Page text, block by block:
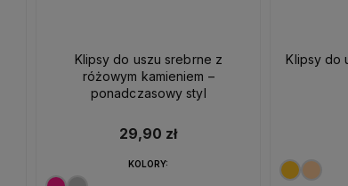
Klipsy do uszu srebrne z
różowym kamieniem –
ponadczasowy styl
29,90 zł
KOLORY:
Klipsy do